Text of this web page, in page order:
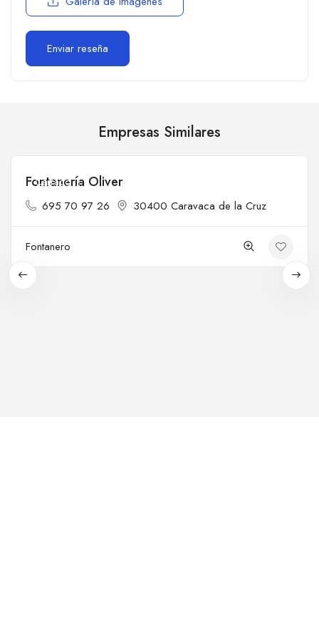
Empresas Similares
Cerrado
Fontanería Oliver
695 70 97 26 30400 Caravaca de la Cruz
Fontanero